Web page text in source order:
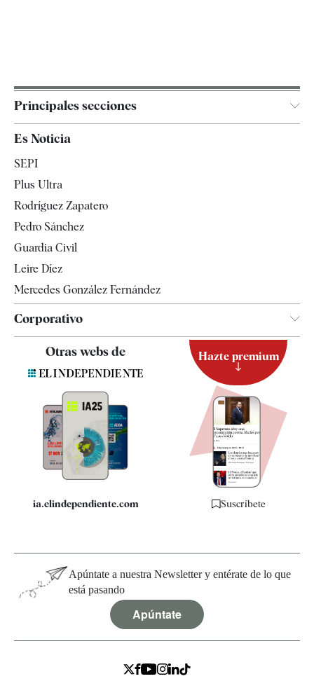
Principales secciones
España
Televisión
Es Noticia
SEPI
Plus Ultra
Rodríguez Zapatero
Pedro Sánchez
Guardia Civil
Leire Díez
Mercedes González Fernández
Corporativo
Contacto
Quiénes somos
Especificaciones
Otras webs de
ia.elindependiente.com
Hazte premium
Suscríbete
Apúntate a nuestra Newsletter y entérate de lo que
está pasando
Apúntate